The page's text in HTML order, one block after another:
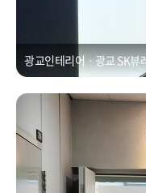
광교인테리어ㆍ광교 SK뷰
기흥ICT밸리ㆍ기업부설연
Posted on
2021년 1월 1일